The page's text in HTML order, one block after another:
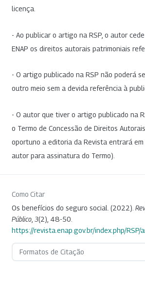
licença.
- Ao publicar o artigo na RSP, o autor
ENAP os direitos autorais patrimoniais
- O artigo publicado na RSP não poderá
outro meio sem a devida referência à
- O autor que tiver o artigo publicado na
o Termo de Concessão de Direitos
oportuno a editoria da Revista entrará
autor para assinatura do Termo).
Como Citar
Os benefícios do seguro social. (2022).
Público 3(2), 48-50.
https://revista.enap.gov.br/index.php/
Formatos de Citação